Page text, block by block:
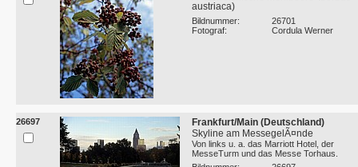
austriaca)
Bildnummer:
26701
Fotograf:
Cordula Werner
26697
Frankfurt/Main (Deutschland)
Skyline am MessegelÃ¤nde
Von links u. a. das Marriott Hotel, der
MesseTurm und das Messe Torhaus.